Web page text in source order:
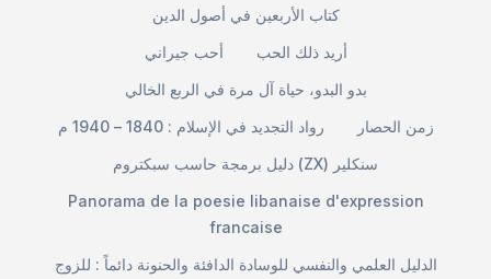
كتاب الأربعين في أصول الدين
أحب جيراني
أريد ذلك الحب
بدو البدو، حياة آل مرة في الربع الخالي
رواد التجديد في الإسلام : 1840 – 1940 م
زمن الحصار
دليل برمجة حاسب سبكتروم (ZX) سنكلير
Panorama de la poesie libanaise d'expression
francaise
الدليل العلمي والنفسي للوسادة الدافئة والحنونة دائماً : للزوج